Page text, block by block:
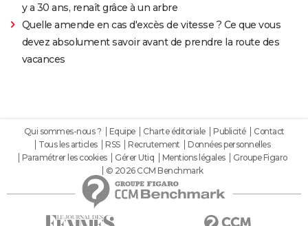
y a 30 ans, renaît grâce à un arbre
Quelle amende en cas d'excès de vitesse ? Ce que vous
devez absolument savoir avant de prendre la route des
vacances
Qui sommes-nous ? Equipe Charte éditoriale Publicité
Contact
Tous les articles
RSS Recrutement
Données personnelles
Paramétrer les cookies
Gérer Utiq Mentions légales
Groupe Figaro
© 2026 CCM Benchmark